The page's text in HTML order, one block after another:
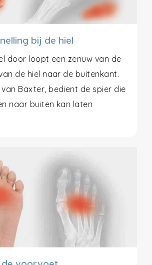
bij de hiel
door loopt een zenuw van de
de hiel naar de buitenkant.
van Baxter, bedient de spier die
naar buiten kan laten